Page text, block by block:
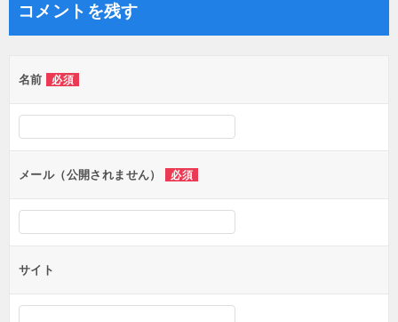
ー
シ
ョ
ン
コメントを残す
名前 必須
メール（公開されません） 必須
サイト